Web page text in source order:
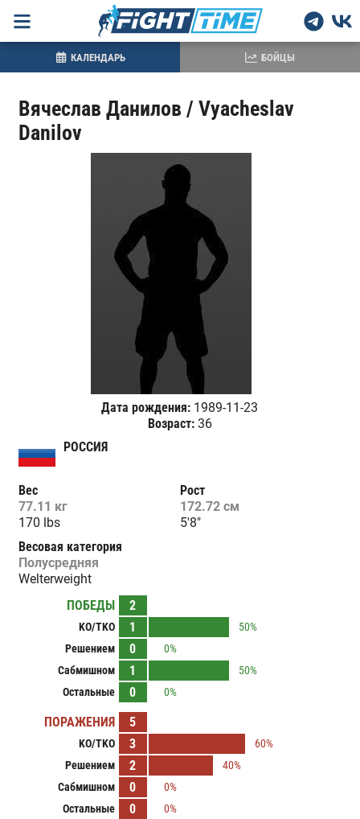
Вячеслав Данилов / Vyacheslav
Danilov
Дата рождения: 1989-11-23
Возраст:36
РОССИЯ
Вес
77.11 кг
170 lbs
Рост
172.72 см
5'8"
Весовая категория
Полусредняя
Welterweight
ПОБЕДЫ
2
KO/TKO 1
50%
Решением
0
0%
Сабмишном
1
50%
Остальные
0 0%
ПОРАЖЕНИЯ 5
KO/TKO 3
60%
Решением
2
40%
Сабмишном
0
0%
Остальные
0 0%
КАЛЕНДАРЬ БОЙЦЫ